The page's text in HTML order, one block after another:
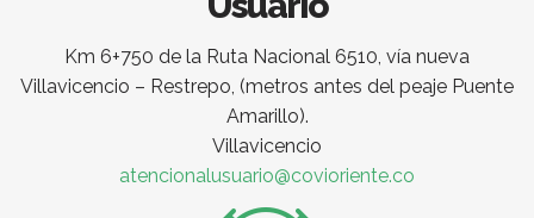
Km 6+750 de la Ruta Nacional 6510, vía nueva
Villavicencio – Restrepo, (metros antes del peaje Puente
Amarillo).
Villavicencio
atencionalusuario@covioriente.co